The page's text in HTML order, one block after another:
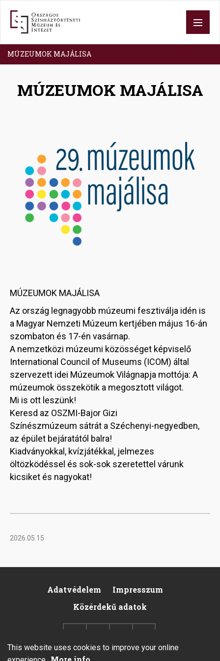
content
MÚZEUMOK MAJÁLISA
MÚZEUMOK MAJÁLISA
MÚZEUMOK MAJÁLISA
Az ország legnagyobb múzeumi fesztiválja idén is
a Magyar Nemzeti Múzeum kertjében május 16-án
szombaton és 17-én vasárnap.
A nemzetközi múzeumi közösséget képviselő
International Council of Museums (ICOM) által
szervezett idei Múzeumok Világnapja mottója: A
múzeumok összekötik a megosztott világot.
Mi is ott leszünk!
Keresd az OSZMI-Bajor Gizi
Színészmúzeum sátrát a Széchenyi-negyedben,
az épület bejáratától balra!
Kiadványokkal, kvízjátékkal, jelmezes
öltözködéssel és sok-sok szeretettel várunk
kicsiket és nagyokat!
2026.05.15
Footer
Adatvédelem
Impresszum
Közérdekű adatok
This website uses cookies to improve your online